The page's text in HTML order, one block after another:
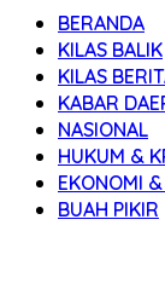
BERANDA
KILAS BALIK
KILAS
KABAR
NASIONAL
HUKUM &
EKONOMI
BUAH PIKIR